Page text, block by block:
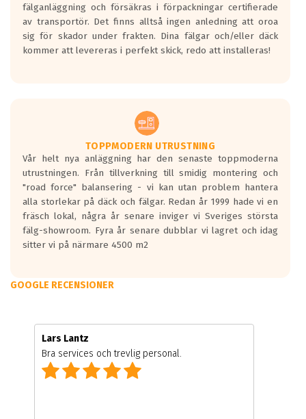
fälganläggning och försäkras i förpackningar certifierade
av transportör. Det finns alltså ingen anledning att oroa
sig för skador under frakten. Dina fälgar och/eller däck
kommer att levereras i perfekt skick, redo att installeras!
TOPPMODERN UTRUSTNING
Vår helt nya anläggning har den senaste toppmoderna
utrustningen. Från tillverkning till smidig montering och
"road force" balansering - vi kan utan problem hantera
alla storlekar på däck och fälgar. Redan år 1999 hade vi en
fräsch lokal, några år senare inviger vi Sveriges största
fälg-showroom. Fyra år senare dubblar vi lagret och idag
sitter vi på närmare 4500 m2
GOOGLE RECENSIONER
Lars Lantz
Bra services och trevlig personal.